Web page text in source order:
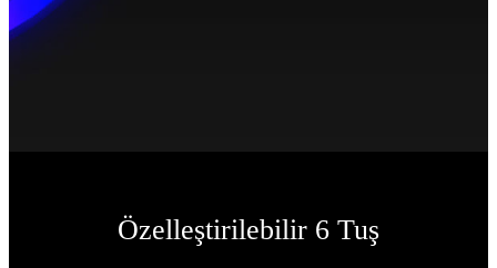
Özelleştirilebilir 6 Tuş